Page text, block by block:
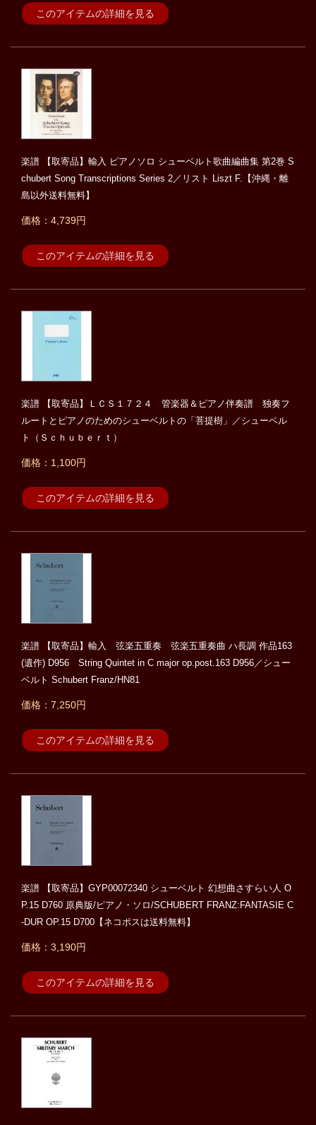
このアイテムの詳細を見る
楽譜 【取寄品】輸入 ピアノソロ シューベルト歌曲編曲集 第2巻 S
chubert Song Transcriptions Series 2／リスト Liszt F.【沖縄・離
島以外送料無料】
価格：4,739円
このアイテムの詳細を見る
楽譜 【取寄品】ＬＣＳ１７２４ 管楽器＆ピアノ伴奏譜 独奏フ
ルートとピアノのためのシューベルトの「菩提樹」／シューベル
ト（Ｓｃｈｕｂｅｒｔ）
価格：1,100円
このアイテムの詳細を見る
楽譜 【取寄品】輸入 弦楽五重奏 弦楽五重奏曲 ハ長調 作品163
(遺作) D956 String Quintet in C major op.post.163 D956／シュー
ベルト Schubert Franz/HN81
価格：7,250円
このアイテムの詳細を見る
楽譜 【取寄品】GYP00072340 シューベルト 幻想曲さすらい人 O
P.15 D760 原典版/ピアノ・ソロ/SCHUBERT FRANZ:FANTASIE C
-DUR OP.15 D700【ネコポスは送料無料】
価格：3,190円
このアイテムの詳細を見る